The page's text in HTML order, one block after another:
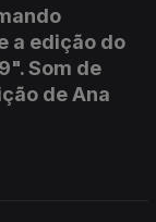
a edição do
Som de
de Ana